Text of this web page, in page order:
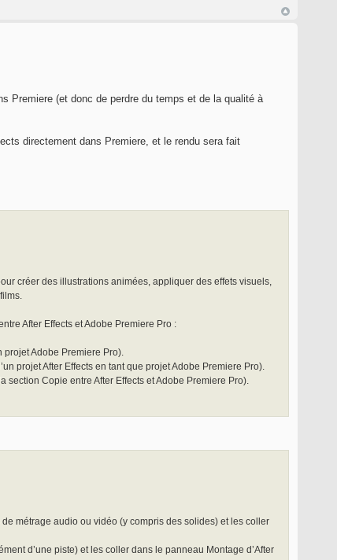
Premiere (et donc de perdre du temps et de la qualité à
directement dans Premiere, et le rendu sera fait
créer des illustrations animées, appliquer des effets visuels,
After Effects et Adobe Premiere Pro :
projet Adobe Premiere Pro).
projet After Effects en tant que projet Adobe Premiere Pro).
section Copie entre After Effects et Adobe Premiere Pro).
métrage audio ou vidéo (y compris des solides) et les coller
d’une piste) et les coller dans le panneau Montage d’After